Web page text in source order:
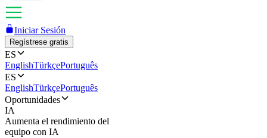
Iniciar Sesión
Regístrese gratis
ES
EnglishTürkçePortuguês
ES
EnglishTürkçePortuguês
Oportunidades
IA
Aumenta el rendimiento del
equipo con IA